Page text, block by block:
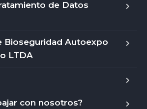
de Datos
Bioseguridad Autoexpo
LTDA
con nosotros?